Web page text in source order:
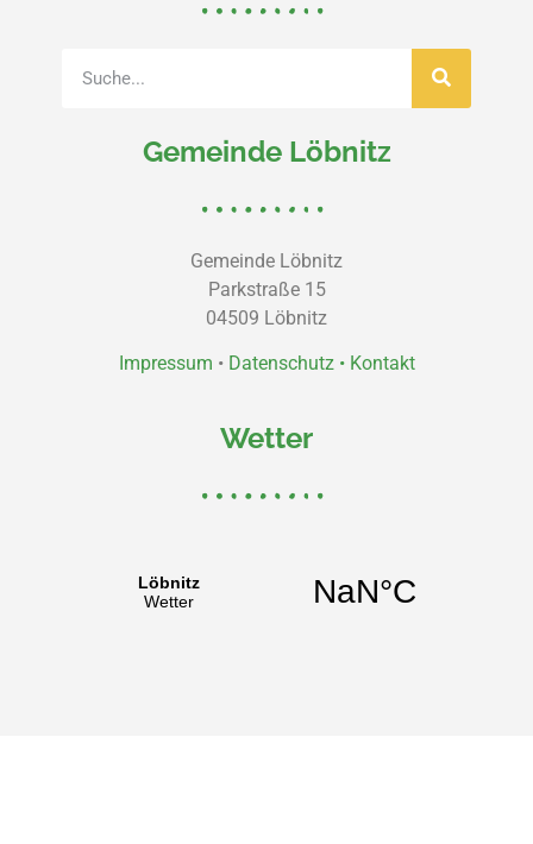
Gemeinde Löbnitz
Gemeinde Löbnitz
Parkstraße 15
04509 Löbnitz
Impressum • Datenschutz • Kontakt
Wetter